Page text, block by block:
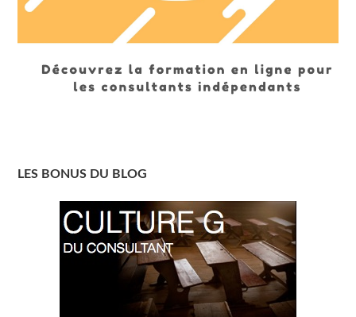
LES BONUS DU BLOG